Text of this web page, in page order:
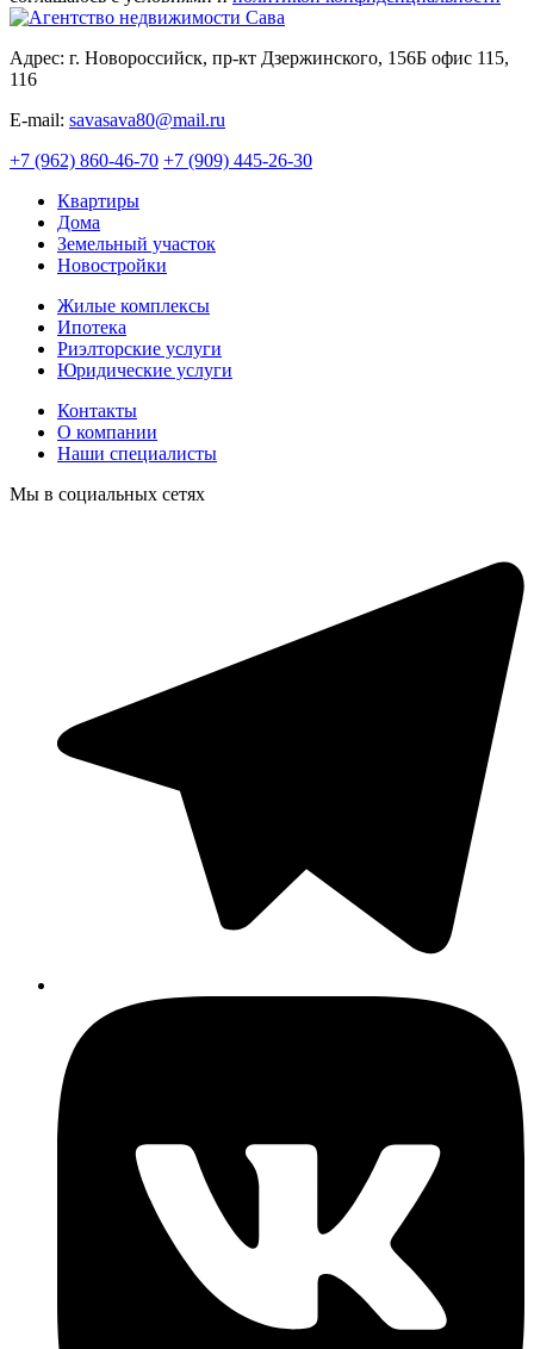
Адрес: г. Новороссийск, пр-кт Дзержинского, 156Б офис 115,
116
E-mail: savasava80@mail.ru
+7 (962) 860-46-70 +7 (909) 445-26-30
Квартиры
Дома
Земельный участок
Новостройки
Жилые комплексы
Ипотека
Риэлторские услуги
Юридические услуги
Контакты
О компании
Наши специалисты
Мы в социальных сетях